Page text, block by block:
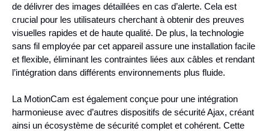
de délivrer des images détaillées en cas d’alerte. Cela est
crucial pour les utilisateurs cherchant à obtenir des preuves
visuelles rapides et de haute qualité. De plus, la technologie
sans fil employée par cet appareil assure une installation facile
et flexible, éliminant les contraintes liées aux câbles et rendant
l’intégration dans différents environnements plus fluide.
La MotionCam est également conçue pour une intégration
harmonieuse avec d’autres dispositifs de sécurité Ajax, créant
ainsi un écosystème de sécurité complet et cohérent. Cette